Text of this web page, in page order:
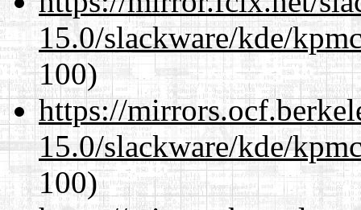
15.0/slackware/kde/
100)
https://
15.0/slackware/kde/
100)